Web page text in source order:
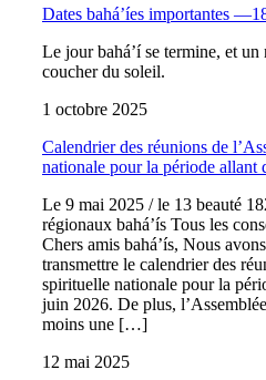
Dates bahá’íes importantes
Le jour bahá’í se termine, et un
coucher du soleil.
1 octobre 2025
Calendrier des réunions de
nationale pour la période
Le 9 mai 2025 / le 13 beauté
régionaux bahá’ís Tous les
Chers amis bahá’ís, Nous
transmettre le calendrier des
spirituelle nationale pour la
juin 2026. De plus,
moins une […]
12 mai 2025